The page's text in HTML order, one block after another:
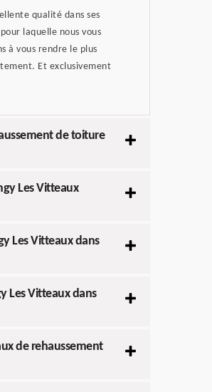
qualité dans ses
laquelle nous vous
à vous rendre le plus
Et exclusivement
de toiture
Les Vitteaux
Les Vitteaux dans
Les Vitteaux dans
de rehaussement